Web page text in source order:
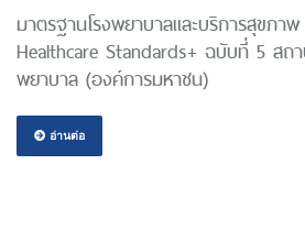
มาตรฐานโรงพยาบาลและบริการสุขภา
Healthcare Standards+ ฉบับที่ 5 ส
พยาบาล (องค์การมหาชน)
อ่านต่อ